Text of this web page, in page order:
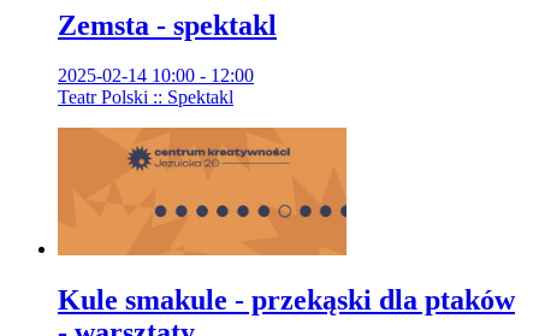
Zemsta - spektakl
2025-02-14 10:00 - 12:00
Teatr Polski :: Spektakl
Kule smakule - przekąski dla ptaków